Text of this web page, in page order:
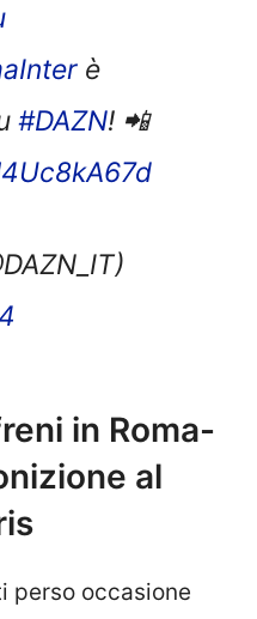
è
#DAZN! 📲
in Roma-
al
perso occasione